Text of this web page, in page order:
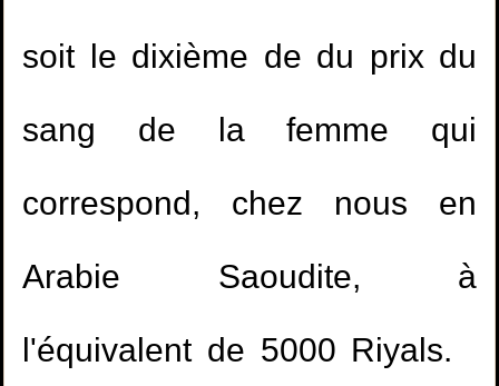
soit le dixième de du prix du
sang de la femme qui
correspond, chez nous en
Arabie Saoudite, à
l'équivalent de 5000 Riyals.